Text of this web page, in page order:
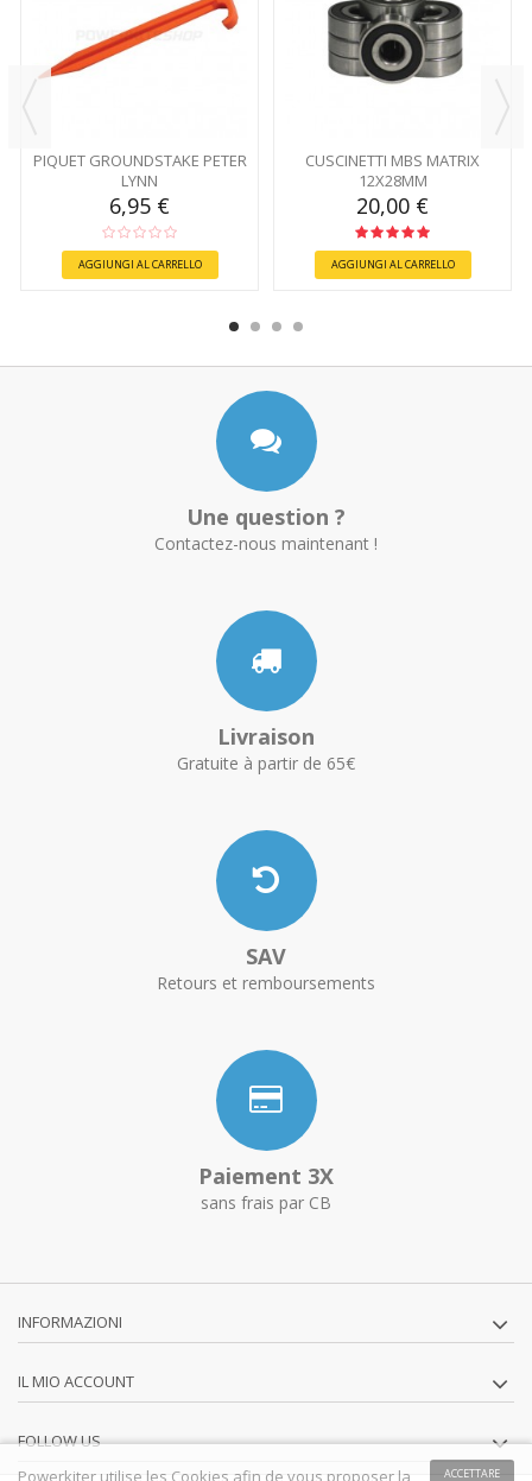
PIQUET GROUNDSTAKE PETER
LYNN
6,95 €
AGGIUNGI AL CARRELLO
CUSCINETTI MBS MATRIX
12X28MM
20,00 €
AGGIUNGI AL CARRELLO
Une question ?
Contactez-nous maintenant !
Livraison
Gratuite à partir de 65€
SAV
Retours et remboursements
Paiement 3X
sans frais par CB
INFORMAZIONI
IL MIO ACCOUNT
FOLLOW US
ACCETTARE
Powerkiter utilise les Cookies afin de vous proposer la